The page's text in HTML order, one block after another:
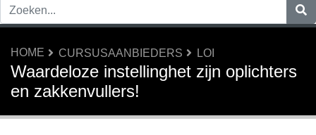
HOME CURSUSAANBIEDERS LOI
Waardeloze instellinghet zijn oplichters
en zakkenvullers!